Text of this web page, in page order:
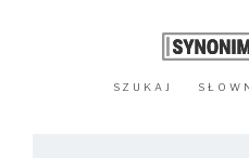
SZUKAJ